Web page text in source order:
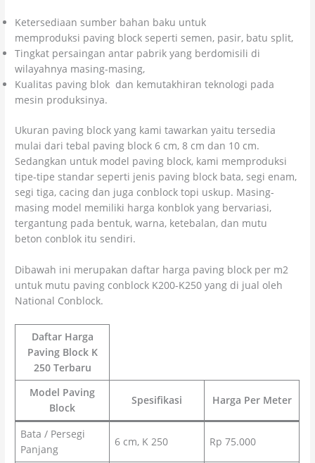
Ketersediaan sumber bahan baku untuk
memproduksi paving block seperti semen, pasir, batu split,
Tingkat persaingan antar pabrik yang berdomisili di
wilayahnya masing-masing,
Kualitas paving blok dan kemutakhiran teknologi pada
mesin produksinya.
Ukuran paving block yang kami tawarkan yaitu tersedia
mulai dari tebal paving block 6 cm, 8 cm dan 10 cm.
Sedangkan untuk model paving block, kami memproduksi
tipe-tipe standar seperti jenis paving block bata, segi enam,
segi tiga, cacing dan juga conblock topi uskup. Masing-
masing model memiliki harga konblok yang bervariasi,
tergantung pada bentuk, warna, ketebalan, dan mutu
beton conblok itu sendiri.
Dibawah ini merupakan daftar harga paving block per m2
untuk mutu paving conblock K200-K250 yang di jual oleh
National Conblock.
Daftar Harga
Paving Block K
250 Terbaru
Model Paving
Block
Spesifikasi Harga Per Meter
Bata / Persegi
Panjang
6 cm, K 250 Rp 75.000